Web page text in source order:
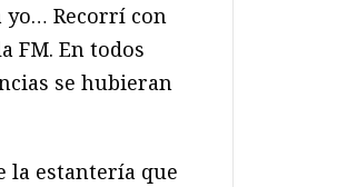
yo… Recorrí con
FM. En todos
se hubieran
la estantería que